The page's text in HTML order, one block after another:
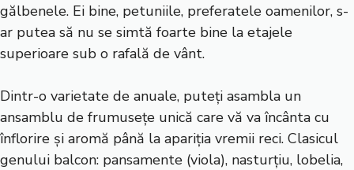
gălbenele. Ei bine, petuniile, preferatele oamenilor, s-
ar putea să nu se simtă foarte bine la etajele
superioare sub o rafală de vânt.
Dintr-o varietate de anuale, puteți asambla un
ansamblu de frumusețe unică care vă va încânta cu
înflorire și aromă până la apariția vremii reci. Clasicul
genului balcon: pansamente (viola), nasturțiu, lobelia,